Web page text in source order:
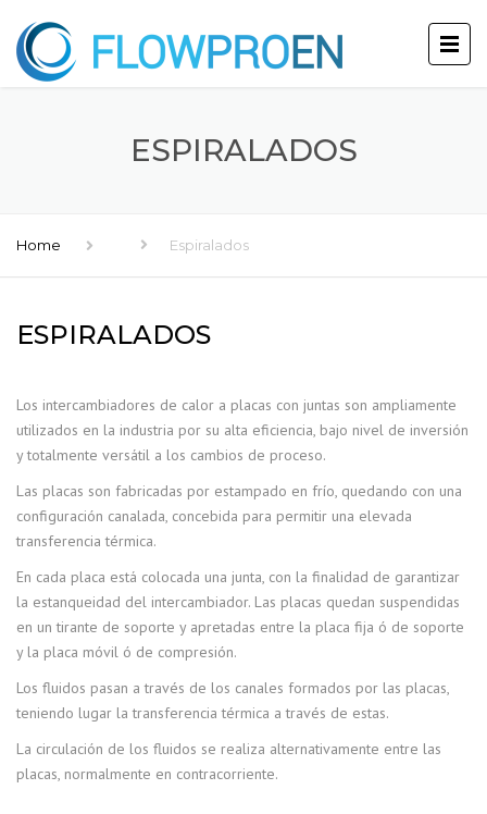
ESPIRALADOS
Home Espiralados
ESPIRALADOS
Los intercambiadores de calor a placas con juntas son ampliamente
utilizados en la industria por su alta eficiencia, bajo nivel de inversión
y totalmente versátil a los cambios de proceso.
Las placas son fabricadas por estampado en frío, quedando con una
configuración canalada, concebida para permitir una elevada
transferencia térmica.
En cada placa está colocada una junta, con la finalidad de garantizar
la estanqueidad del intercambiador. Las placas quedan suspendidas
en un tirante de soporte y apretadas entre la placa fija ó de soporte
y la placa móvil ó de compresión.
Los fluidos pasan a través de los canales formados por las placas,
teniendo lugar la transferencia térmica a través de estas.
La circulación de los fluidos se realiza alternativamente entre las
placas, normalmente en contracorriente.